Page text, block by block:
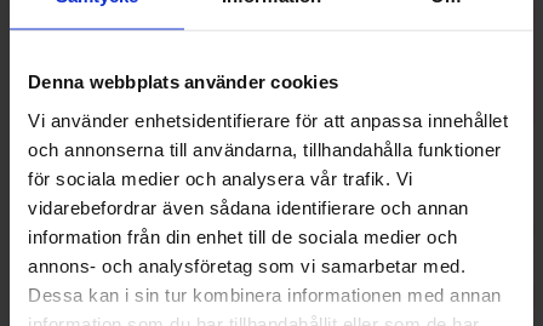
Denna webbplats använder cookies
Vi använder enhetsidentifierare för att anpassa innehållet
och annonserna till användarna, tillhandahålla funktioner
för sociala medier och analysera vår trafik. Vi
vidarebefordrar även sådana identifierare och annan
information från din enhet till de sociala medier och
annons- och analysföretag som vi samarbetar med.
Dessa kan i sin tur kombinera informationen med annan
Barkleys Mints - Ginger & Orange 50g
31.13 kr
Barkleys Mints -